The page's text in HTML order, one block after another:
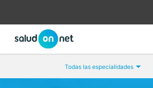
Todas las especialidades